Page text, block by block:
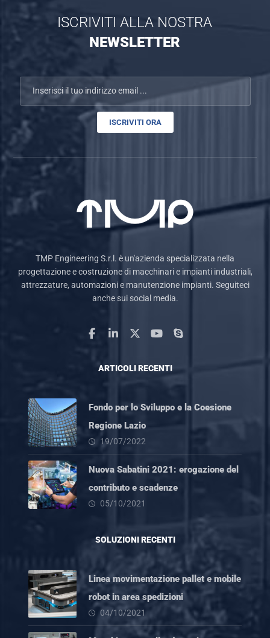
ISCRIVITI ALLA NOSTRA
NEWSLETTER
ISCRIVITI ORA
TMP Engineering S.r.l. è un'azienda specializzata nella
progettazione e costruzione di macchinari e impianti industriali,
attrezzature, automazioni e manutenzione impianti. Seguiteci
anche sui social media.
ARTICOLI RECENTI
Fondo per lo Sviluppo e la Coesione
Regione Lazio
19/07/2022
Nuova Sabatini 2021: erogazione del
contributo e scadenze
05/10/2021
SOLUZIONI RECENTI
Linea movimentazione pallet e mobile
robot in area spedizioni
04/10/2021